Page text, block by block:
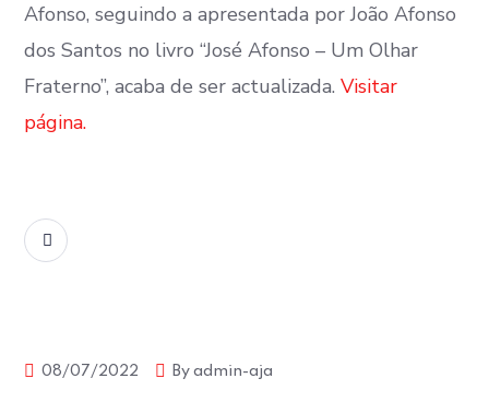
Afonso, seguindo a apresentada por João Afonso
dos Santos no livro “José Afonso – Um Olhar
Fraterno”, acaba de ser actualizada.Visitar
página.
Biografia Fotografia
08/07/2022 Byadmin-aja